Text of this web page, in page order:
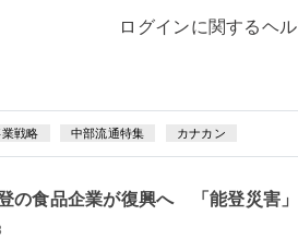
ログインに関するヘ
戦略 中部流通特集 カナカン
の食品企業が復興へ 「能登災害